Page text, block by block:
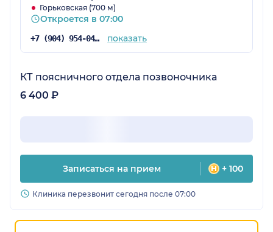
Горьковская (700 м)
Откроется в 07:00
+7 (904) 954-04-36 показать
КТ поясничного отдела позвоночника
6 400 ₽
Записаться на прием + 100
Клиника перезвонит сегодня после 07:00